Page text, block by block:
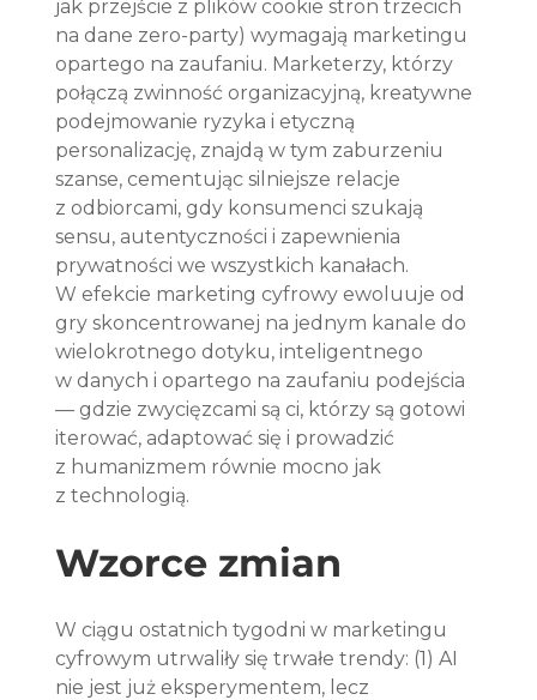
jak przejście z plików cookie stron trzecich
na dane zero-party) wymagają marketingu
opartego na zaufaniu. Marketerzy, którzy
połączą zwinność organizacyjną, kreatywne
podejmowanie ryzyka i etyczną
personalizację, znajdą w tym zaburzeniu
szanse, cementując silniejsze relacje
z odbiorcami, gdy konsumenci szukają
sensu, autentyczności i zapewnienia
prywatności we wszystkich kanałach.
W efekcie marketing cyfrowy ewoluuje od
gry skoncentrowanej na jednym kanale do
wielokrotnego dotyku, inteligentnego
w danych i opartego na zaufaniu podejścia
— gdzie zwycięzcami są ci, którzy są gotowi
iterować, adaptować się i prowadzić
z humanizmem równie mocno jak
z technologią.
Wzorce zmian
W ciągu ostatnich tygodni w marketingu
cyfrowym utrwaliły się trwałe trendy: (1) AI
nie jest już eksperymentem, lecz